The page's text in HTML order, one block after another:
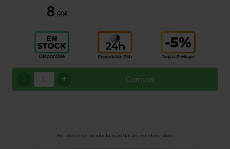
8 ,90€
Comprar
+
He visto este producto más barato en otros sitios